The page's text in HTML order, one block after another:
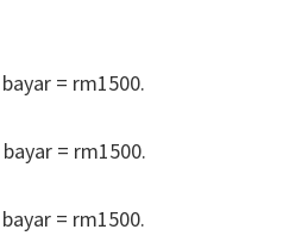
= rm1500.
= rm1500.
= rm1500.